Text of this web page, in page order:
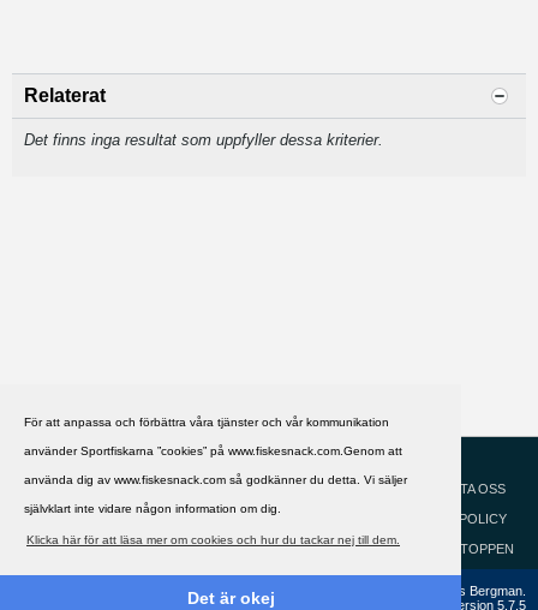
För att anpassa och förbättra våra tjänster och vår kommunikation
använder Sportfiskarna ”cookies” på www.fiskesnack.com.Genom att
använda dig av www.fiskesnack.com så godkänner du detta. Vi säljer
självklart inte vidare någon information om dig.
Klicka här för att läsa mer om cookies och hur du tackar nej till dem.
Det är okej
Relaterat
Det finns inga resultat som uppfyller dessa kriterier.
HJÄLP
KONTAKTA OSS
COOKIEPOLICY
GÅ TILL TOPPEN
Copyright ©2002 - 2021, FiskeSnack.com. Grundad 2002 av Anders Bergman.
Version 5.7.5